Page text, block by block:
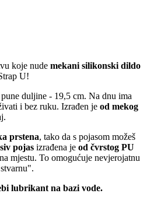
koje nude mekani silikonski dildo
U!
duljine - 19,5 cm. Na dnu ima
​​i bez ruku. Izrađen je od mekog
prstena, tako da s pojasom možeš
pojas izrađena je od čvrstog PU
mjestu. To omogućuje nevjerojatnu
lubrikant na bazi vode.